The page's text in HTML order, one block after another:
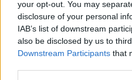
your opt-out. You may
disclosure of your personal
IAB’s list of downstream
also be disclosed by us to
Downstream Participants that
puede ayudar al
defectos en su proyecto y
podría haber encontrado.
para mejorar.
El problema viene cuando